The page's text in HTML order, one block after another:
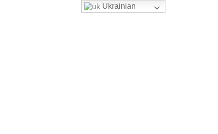
Ukrainian